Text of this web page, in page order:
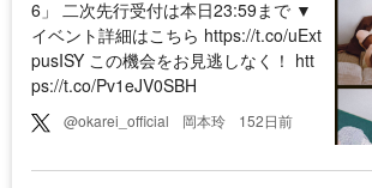
6」 二次先行受付は本日23:59まで ▼
イベント詳細はこちら https://t.co/uExt
pusISY この機会をお見逃しなく！ htt
ps://t.co/Pv1eJV0SBH
@okarei_official 岡本玲 152日前